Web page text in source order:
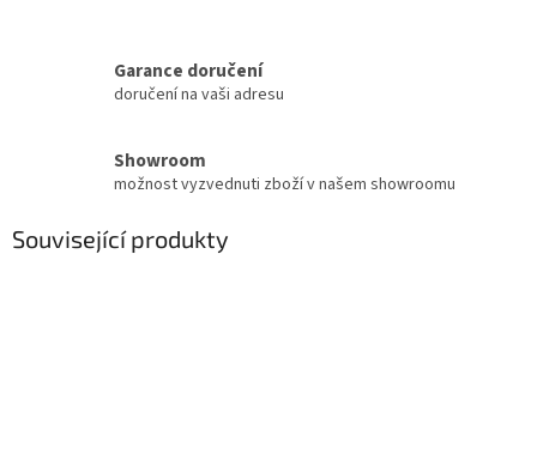
Garance doručení
doručení na vaši adresu
Showroom
možnost vyzvednuti zboží v našem showroomu
Související produkty